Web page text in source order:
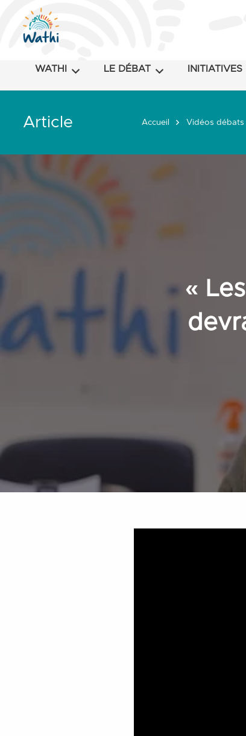
WATHI LE DÉBAT INITIATIVES
Article Accueil Vidéos
«